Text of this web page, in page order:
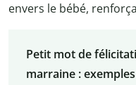
envers le bébé,
Petit mot de
marraine : exemples